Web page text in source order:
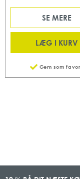
SE MERE
LÆG I KURV
Gem som